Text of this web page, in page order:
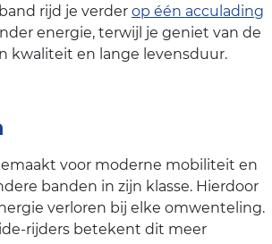
rijd je verder op één acculading
energie, terwijl je geniet van de
kwaliteit en lange levensduur.
voor moderne mobiliteit en
banden in zijn klasse. Hierdoor
verloren bij elke omwenteling.
rijders betekent dit meer